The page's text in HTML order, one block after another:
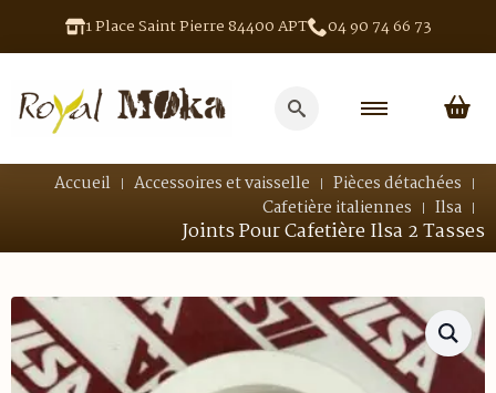
1 Place Saint Pierre 84400 APT 04 90 74 66 73
for:
Accueil Accessoires et vaisselle
Pièces détachées
Cafetière italiennes
Ilsa
Joints Pour Cafetière Ilsa 2 Tasses